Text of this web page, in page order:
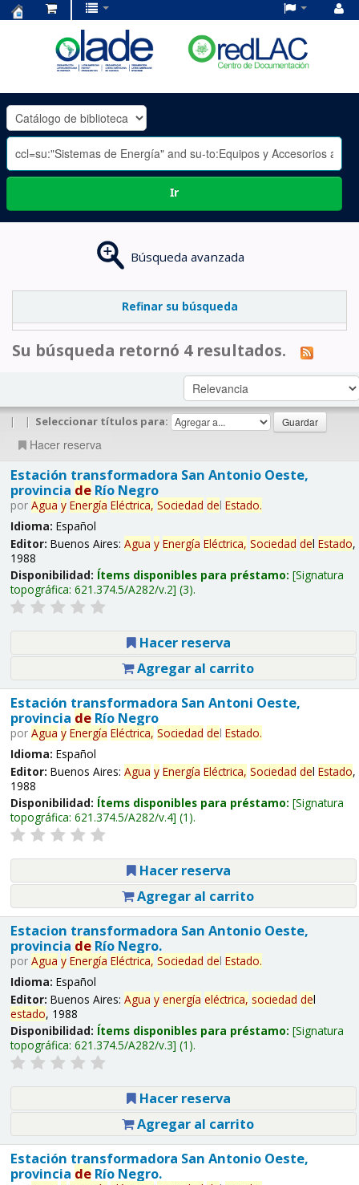
OLADE
-
Ir
Búsqueda avanzada
Refinar su búsqueda
Su búsqueda retornó 4 resultados.
| | Seleccionar títulos para:
Hacer reserva
Estación transformadora San Antonio Oeste,
provincia deRío Negro
por Agua y Energía Eléctrica, Sociedad del Estado.
Idioma: Español
Editor: Buenos Aires: Agua y Energía Eléctrica, Sociedad del Estado,
1988
Disponibilidad: Ítems disponibles para préstamo: Signatura
topográfica: 621.374.5/A282/v.2 (3).
Hacer reserva
Agregar al carrito
Estación transformadora San Antoni Oeste,
provincia deRío Negro
por Agua y Energía Eléctrica, Sociedad del Estado.
Idioma: Español
Editor: Buenos Aires: Agua y Energía Eléctrica, Sociedad del Estado,
1988
Disponibilidad: Ítems disponibles para préstamo: Signatura
topográfica: 621.374.5/A282/v.4 (1).
Hacer reserva
Agregar al carrito
Estacion transformadora San Antonio Oeste,
provincia deRío Negro.
por Agua y Energía Eléctrica, Sociedad del Estado.
Idioma: Español
Editor: Buenos Aires: Agua y energía eléctrica, sociedad del
estado, 1988
Disponibilidad: Ítems disponibles para préstamo: Signatura
topográfica: 621.374.5/A282/v.3 (1).
Hacer reserva
Agregar al carrito
Estación transformadora San Antonio Oeste,
provincia deRío Negro.